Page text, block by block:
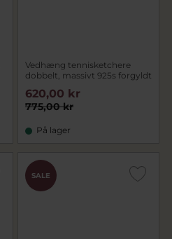
Vedhæng tennisketchere
dobbelt, massivt 925s forgyldt
775,00 kr
620,00 kr
På lager
SALE